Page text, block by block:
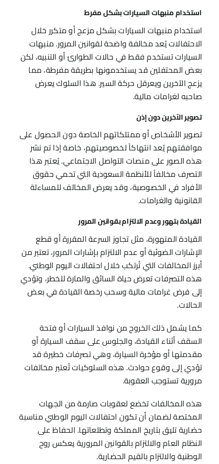
استخدام منبهات السيارات بشكل مفرط
استخدام منبهات السيارات بشكل مزعج أو متكرر خلال
الاحتفالات يُعد مخالفة واضحة لقوانين المرور. منبهات
السيارات تستخدم فقط في حالات الطوارئ أو التنبيه، لكن
بعض المحتفلين قد يستخدمونها بطريقة مفرطة، مما
يزعج الآخرين ويعرقل حركة السير. هذا السلوك يعرض
صاحبه لغرامات مالية.
تصوير الآخرين دون إذن
تصوير الأشخاص أو ممتلكاتهم الخاصة دون الحصول على
موافقتهم يُعد انتهاكاً لخصوصيتهم، خاصة إذا تم نشر
هذه الصور على منصات التواصل الاجتماعي. يُعتبر هذا
التصرف مخالفاً للأنظمة السعودية التي تحمي حقوق
الأفراد في الخصوصية، وقد يعرض المخالف للمساءلة
القانونية والغرامات.
القيادة بتهور وعدم الالتزام بقوانين المرور
القيادة المتهورة، مثل تجاوز السرعة المقررة أو قطع
الإشارات الضوئية أو عدم الالتزام بإشارات المرور، تعتبر من
أبرز المخالفات التي تُرتكب خلال احتفالات اليوم الوطني.
هذه التصرفات تعرض حياة السائق والمارة للخطر، وتؤدي
إلى فرض غرامات مالية وسحب رخصة القيادة في بعض
الحالات.
كما يشمل ذلك الخروج من نوافذ السيارات أو فتحة
السقف أثناء القيادة، والجلوس على سقف السيارة أو
مقدمتها أو مؤخرة السيارة، وهي تصرفات خطيرة قد
تؤدي إلى وقوع حوادث. هذه السلوكيات تُعتبر مخالفات
مرورية تستوجب العقوبة.
هذه المخالفات تخضع لعقوبات صارمة من الجهات
المختصة لضمان أن تكون احتفالات اليوم الوطني مناسبة
حضارية تليق بتاريخ المملكة وتطلعاتها. الحفاظ على
النظام العام والالتزام بالقوانين المرورية يعكس روح
الوطنية والالتزام بالقيم الحضارية.